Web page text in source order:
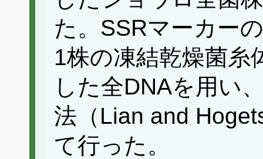
た。SSRマーカー
1株の凍結乾燥菌糸
した全DNAを用い
法（Lian and
て行った。